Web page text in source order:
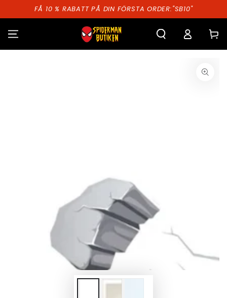
HOPPA TILL
INNEHÅLLET
FÅ 10 % RABATT PÅ DIN FÖRSTA ORDER:"SB10"
modal